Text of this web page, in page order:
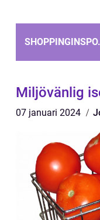
SHOPPINGINSPO.
Miljövänlig
07 januari 2024